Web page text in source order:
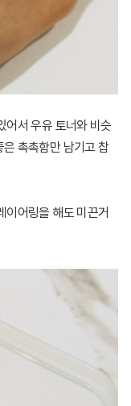
어서 우유 토너와 비슷
은 촉촉함만 남기고 찹
이어링을 해도 미끈거